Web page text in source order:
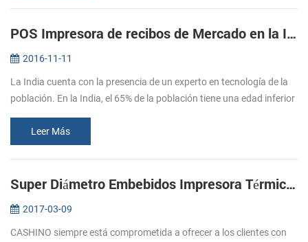
POS Impresora de recibos de Mercado en la India
2016-11-11
La India cuenta con la presencia de un experto en tecnología de la
población. En la India, el 65% de la población tiene una edad inferior
Leer Más
Super Diámetro Embebidos Impresora Térmica De Apoyo De La Caja De Efectivo
2017-03-09
CASHINO siempre está comprometida a ofrecer a los clientes con